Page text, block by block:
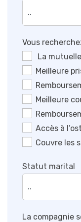
Vous
La
Meilleure
Meilleure
Accès à
Couvre les
Statut marital
La compagnie